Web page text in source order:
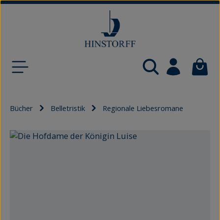
Bücher Belletristik Regionale Liebesromane
Bildergalerie überspringen